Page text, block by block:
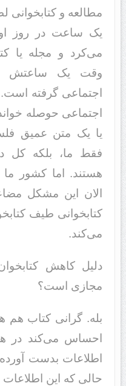
مطالعه و کتابخوانی
یک ساعت در روز
می‌کرد و مجله یا
وقت یک ساعتش
اجتماعی گرفته
یا یک متن عمیق
فقط ما، بلکه کل
هستند. اما کشور
الان این مشکل
کتابخوانی طیف
می‌کند.
دلیل کاهش
مجازی است؟
بله. گرانی کتاب
احساس می‌کند در
اطلاعات بدست
حالی که این